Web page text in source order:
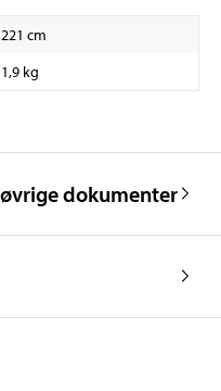
221 cm
1,9 kg
dokumenter